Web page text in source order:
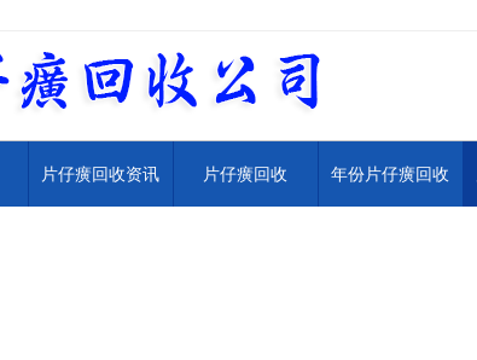
片仔癀回收资讯 片仔癀回收 年份片仔癀回收